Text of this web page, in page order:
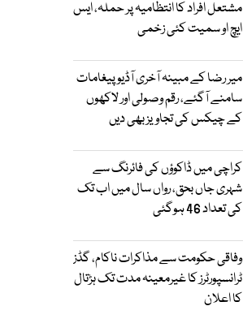
مشتعل افراد کا انتظامیہ پر حملہ، ایس
ایچ او سمیت کئی زخمی
میر رضا کے مبینہ آخری آڈیو پیغامات
سامنے آگئے، رقم وصولی اور لاکھوں
کے چیکس کی تجاویز بھی دیں
کراچی میں ڈاکوؤں کی فائرنگ سے
شہری جاں بحق، رواں سال میں اب تک
کی تعداد 46 ہوگئی
وفاقی حکومت سے مذاکرات ناکام، گڈز
ٹرانسپورٹرز کا غیرمعینہ مدت تک ہڑتال
کا اعلان